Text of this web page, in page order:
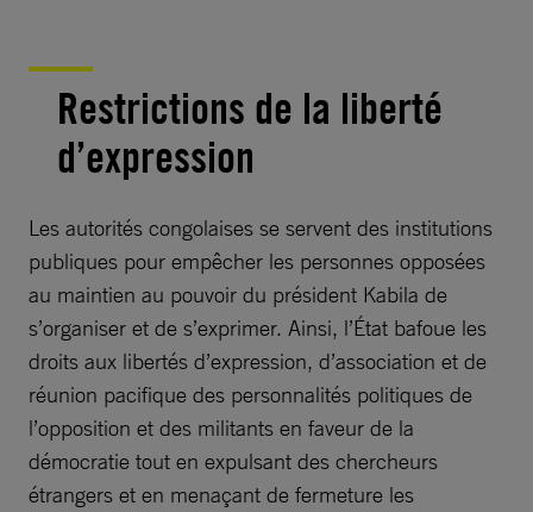
Restrictions de la liberté
d’expression
Les autorités congolaises se servent des institutions
publiques pour empêcher les personnes opposées
au maintien au pouvoir du président Kabila de
s’organiser et de s’exprimer. Ainsi, l’État bafoue les
droits aux libertés d’expression, d’association et de
réunion pacifique des personnalités politiques de
l’opposition et des militants en faveur de la
démocratie tout en expulsant des chercheurs
étrangers et en menaçant de fermeture les